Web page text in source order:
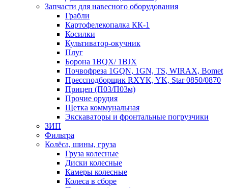
Запчасти для навесного оборудования
Грабли
Картофелекопалка КК-1
Косилки
Культиватор-окучник
Плуг
Борона 1BQX/ 1BJX
Почвофреза 1GQN, 1GN, TS, WIRAX, Bomet
Прессподборщик RXYK, YK, Star 0850/0870
Прицеп (П03/П03м)
Прочие орудия
Щетка коммунальная
Экскаваторы и фронтальные погрузчики
ЗИП
Фильтра
Колёса, шины, груза
Груза колесные
Диски колесные
Камеры колесные
Колеса в сборе